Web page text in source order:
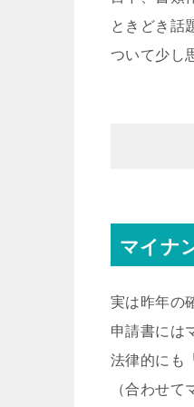
ときどき話
ついて少し
マイナ
実は昨年の
申請書には
法律的にも
（合わせ